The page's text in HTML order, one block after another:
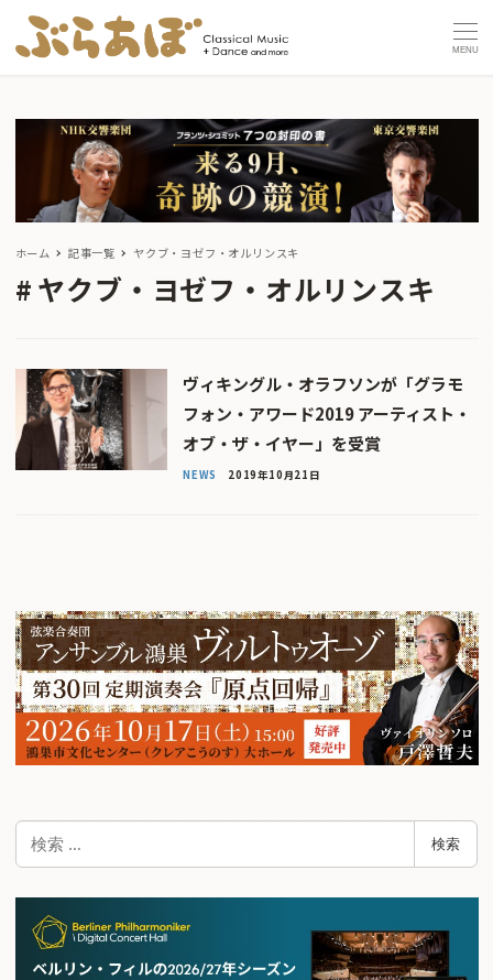
MENU
ホーム 記事一覧 ヤクブ・ヨゼフ・オルリンスキ
ヤクブ・ヨゼフ・オルリンスキ
ヴィキングル・オラフソンが「グラモ
フォン・アワード2019 アーティスト・
オブ・ザ・イヤー」を受賞
NEWS 2019年10月21日
検
検索